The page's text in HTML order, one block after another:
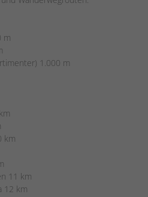
m
1.000 m
km
11 km
12 km